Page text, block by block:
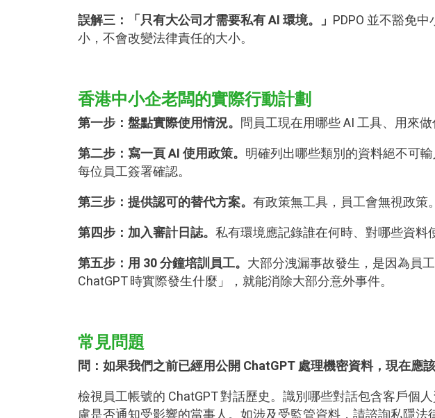
誤解三：「只有大公司才需要私有 AI 環境。」 PDPO 並不豁免
小，不會改變法律責任的大小。
香港中小企老闆的實際行動計劃
第一步：盤點實際使用情況。 問員工現在用哪些 AI 工具、用來
第二步：寫一頁 AI 使用政策。 明確列出哪些類別的資料絕不可
每位員工簽署確認。
第三步：提供認可的替代方案。 有政策無工具，員工會無視政策
第四步：加入審計日誌。 私有環境應記錄誰在何時、對哪些資料
第五步：用 30 分鐘培訓員工。 大部分洩漏事故發生，是因為員
ChatGPT 時實際發生什麼」，就能消除大部分意外事件。
常見問題
問：如果我們之前已經用公開 ChatGPT 處理機密資料，現在應
檢視員工帳號的 ChatGPT 對話歷史。識別哪些對話包含客戶個